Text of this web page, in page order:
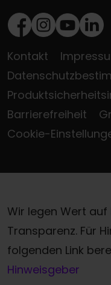
Facebook
Instagram
Youtube
Kontakt
Barrierefreiheit
Cookie-
Wir legen Wert
Transparenz. Für
folgenden Link
Hinweisgeber